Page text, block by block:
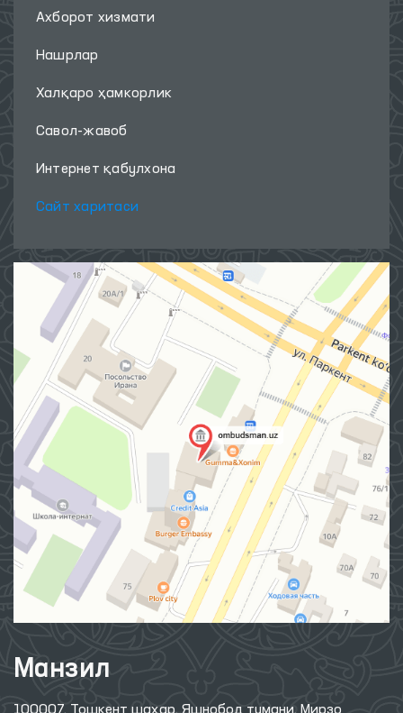
Ахборот хизмати
Нашрлар
Халқаро ҳамкорлик
Савол-жавоб
Интернет қабулхона
Сайт харитаси
Манзил